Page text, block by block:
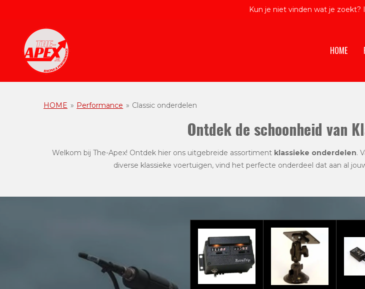
hoofdinhoud
Kun je niet vinden wat je zoekt?
HOME
HOME » Performance » Classic onderdelen
Ontdek de schoonheid van
Welkom bij The-Apex! Ontdek hier ons uitgebreide assortiment klassieke onderdelen.
diverse klassieke voertuigen, vind het perfecte onderdeel dat aan al